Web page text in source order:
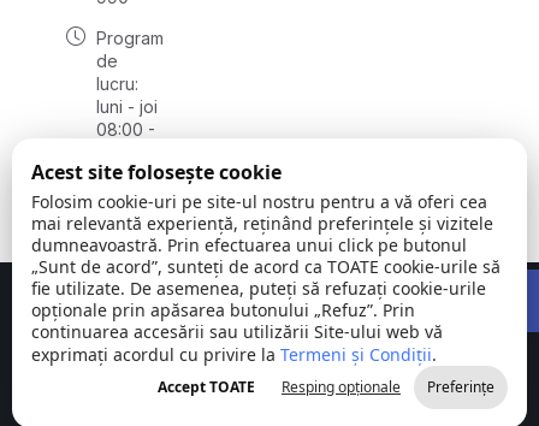
Program
de
lucru:
luni - joi
08:00 -
vineri
08:00 -
14:00
Comuna
Stejaru |
județul Tulcea
©
2026
Toate
drepturile
rezervate
Concept realizat deBig Media Relații Publice SRL
Acest site folosește cookie
Folosim cookie-uri pe site-ul nostru pentru a vă oferi cea
mai relevantă experiență, reținând preferințele și vizitele
dumneavoastră. Prin efectuarea unui click pe butonul
„Sunt de acord”, sunteți de acord ca TOATE cookie-urile să
fie utilizate. De asemenea, puteți să refuzați cookie-urile
opționale prin apăsarea butonului „Refuz”. Prin
continuarea accesării sau utilizării Site-ului web vă
exprimați acordul cu privire la Termeni și Condiții.
Accept TOATE Resping opționale Preferințe